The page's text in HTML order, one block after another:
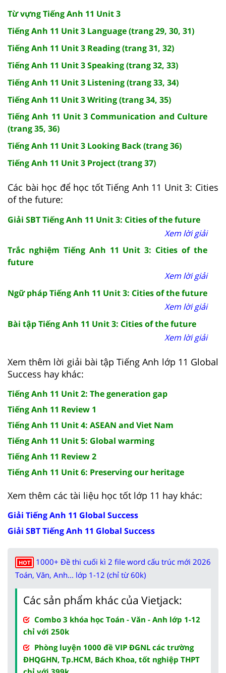
Từ vựng Tiếng Anh 11 Unit 3
Tiếng Anh 11 Unit 3 Language (trang 29, 30, 31)
Tiếng Anh 11 Unit 3 Reading (trang 31, 32)
Tiếng Anh 11 Unit 3 Speaking (trang 32, 33)
Tiếng Anh 11 Unit 3 Listening (trang 33, 34)
Tiếng Anh 11 Unit 3 Writing (trang 34, 35)
Tiếng Anh 11 Unit 3 Communication and Culture
(trang 35, 36)
Tiếng Anh 11 Unit 3 Looking Back (trang 36)
Tiếng Anh 11 Unit 3 Project (trang 37)
Các bài học để học tốt Tiếng Anh 11 Unit 3: Cities
of the future:
Giải SBT Tiếng Anh 11 Unit 3: Cities of the future
Xem lời giải
Trắc nghiệm Tiếng Anh 11 Unit 3: Cities of the
future
Xem lời giải
Ngữ pháp Tiếng Anh 11 Unit 3: Cities of the future
Xem lời giải
Bài tập Tiếng Anh 11 Unit 3: Cities of the future
Xem lời giải
Xem thêm lời giải bài tập Tiếng Anh lớp 11 Global
Success hay khác:
Tiếng Anh 11 Unit 2: The generation gap
Tiếng Anh 11 Review 1
Tiếng Anh 11 Unit 4: ASEAN and Viet Nam
Tiếng Anh 11 Unit 5: Global warming
Tiếng Anh 11 Review 2
Tiếng Anh 11 Unit 6: Preserving our heritage
Xem thêm các tài liệu học tốt lớp 11 hay khác:
Giải Tiếng Anh 11 Global Success
Giải SBT Tiếng Anh 11 Global Success
HOT
1000+ Đề thi cuối kì 2 file word cấu trúc mới 2026
Toán, Văn, Anh... lớp 1-12 (chỉ từ 60k)
Các sản phẩm khác của Vietjack:
Combo 3 khóa học Toán - Văn - Anh lớp 1-12
chỉ với 250k
Phòng luyện 1000 đề VIP ĐGNL các trường
ĐHQGHN, Tp.HCM, Bách Khoa, tốt nghiệp THPT